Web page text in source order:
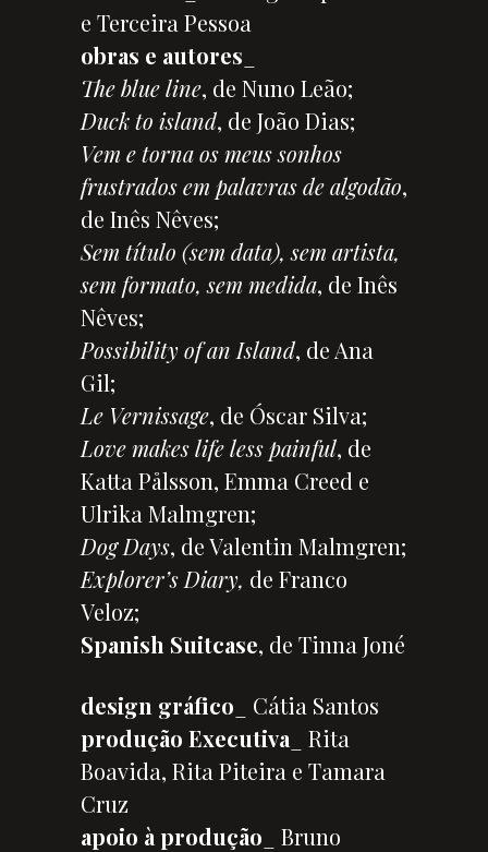
e Terceira Pessoa
obras e autores
The blue line, de Nuno Leão;
Duck to island, de João Dias;
Vem e torna os meus sonhos
frustrados em palavras de algodão,
de Inês Nêves;
Sem título (sem data), sem artista,
sem formato, sem medida, de Inês
Nêves;
Possibility of an Island, de Ana
Gil;
Le Vernissage, de Óscar Silva;
Love makes life less painful, de
Katta Pålsson, Emma Creed e
Ulrika Malmgren;
Dog Days, de Valentin Malmgren;
Explorer’s Diary, de Franco
Veloz;
Spanish Suitcase, de Tinna Joné
design gráfico _ Cátia Santos
produção Executiva _ Rita
Boavida, Rita Piteira e Tamara
Cruz
apoio à produção _ Bruno